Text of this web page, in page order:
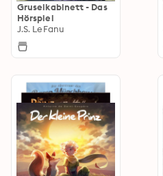
Gruselkabinett - Das
Hörspiel
J.S. LeFanu